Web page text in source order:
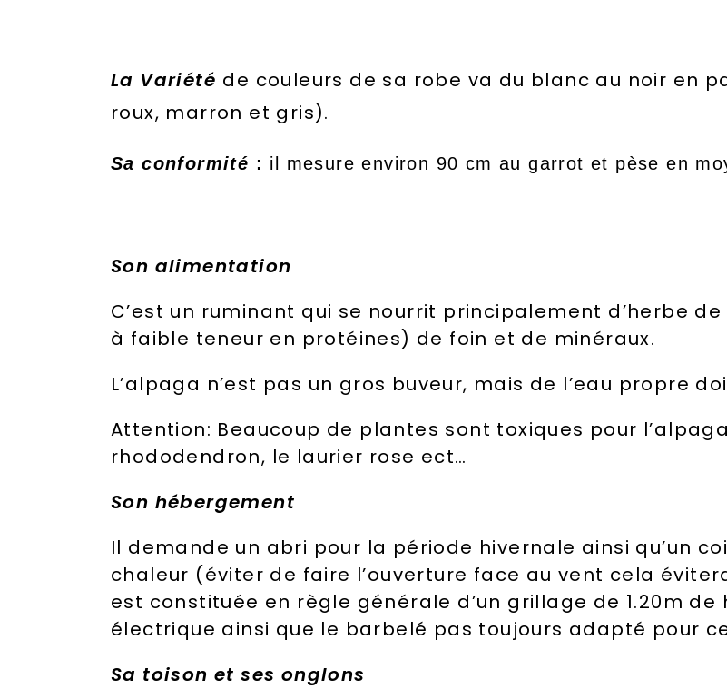
La Variété de couleurs de sa robe va du blanc au noir en
roux, marron et gris).
Sa conformité : il mesure environ 90 cm au garrot et pèse en
Son alimentation
C’est un ruminant qui se nourrit principalement d’herbe
à faible teneur en protéines) de foin et de minéraux.
L’alpaga n’est pas un gros buveur, mais de l’eau propre
Attention: Beaucoup de plantes sont toxiques pour
rhododendron, le laurier rose ect…
Son hébergement
Il demande un abri pour la période hivernale ainsi qu’un
chaleur (éviter de faire l’ouverture face au vent cela
est constituée en règle générale d’un grillage de 1.20m
électrique ainsi que le barbelé pas toujours adapté pour
Sa toison et ses onglons